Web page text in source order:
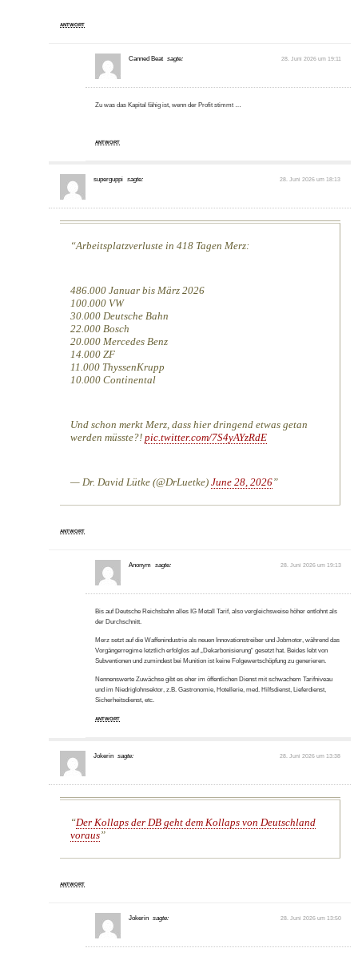
ANTWORT
Canned Beat sagte: 28. Juni 2026 um 19:11
Zu was das Kapital fähig ist, wenn der Profit stimmt …
ANTWORT
superguppi sagte: 28. Juni 2026 um 18:13
Arbeitsplatzverluste in 418 Tagen Merz:
486.000 Januar bis März 2026
100.000 VW
30.000 Deutsche Bahn
22.000 Bosch
20.000 Mercedes Benz
14.000 ZF
11.000 ThyssenKrupp
10.000 Continental
Und schon merkt Merz, dass hier dringend etwas getan
werden müsste?!pic.twitter.com/7S4yAYzRdE
— Dr. David Lütke (@DrLuetke)June 28, 2026
ANTWORT
Anonym sagte: 28. Juni 2026 um 19:13
Bis auf Deutsche Reichsbahn alles IG Metall Tarif, also vergleichsweise höher entlohnt als
der Durchschnitt.
Merz setzt auf die Waffenindustrie als neuen Innovationstreiber und Jobmotor, während das
Vorgängerregime letztlich erfolglos auf „Dekarbonisierung“ gesetzt hat. Beides lebt von
Subventionen und zumindest bei Munition ist keine Folgewertschöpfung zu generieren.
Nennenswerte Zuwächse gibt es eher im öffentlichen Dienst mit schwachem Tarifniveau
und im Niedriglohnsektor, z.B. Gastronomie, Hotellerie, med. Hilfsdienst, Lieferdienst,
Sicherheitsdienst, etc.
ANTWORT
Jokerin sagte: 28. Juni 2026 um 13:38
Der Kollaps der DB geht dem Kollaps von Deutschland
voraus
ANTWORT
Jokerin sagte: 28. Juni 2026 um 13:50